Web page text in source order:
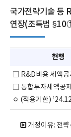
국가전략기술 등
연장(조특법
현행
□ R&D비용 세액공
□ 통합투자세액공제
ㅇ (적용기한)
개정이유: 전